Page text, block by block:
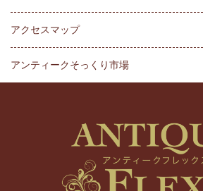
アクセスマップ
アンティークそっくり市場